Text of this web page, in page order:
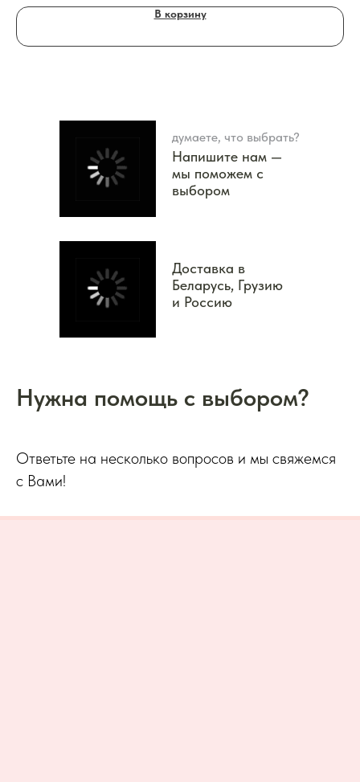
В корзину
думаете, что выбрать?
Напишите нам —
мы поможем с
выбором
Доставка в
Беларусь, Грузию
и Россию
Нужна помощь с выбором?
Ответьте на несколько вопросов и мы свяжемся
с Вами!